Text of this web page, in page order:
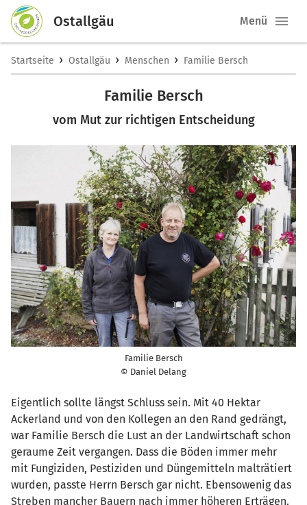
Ostallgäu Menü
Startseite › Ostallgäu › Menschen › Familie Bersch
Familie Bersch
vom Mut zur richtigen Entscheidung
Familie Bersch
© Daniel Delang
Eigentlich sollte längst Schluss sein. Mit 40 Hektar
Ackerland und von den Kollegen an den Rand gedrängt,
war Familie Bersch die Lust an der Landwirtschaft schon
geraume Zeit vergangen. Dass die Böden immer mehr
mit Fungiziden, Pestiziden und Düngemitteln malträtiert
wurden, passte Herrn Bersch gar nicht. Ebensowenig das
Streben mancher Bauern nach immer höheren Erträgen.